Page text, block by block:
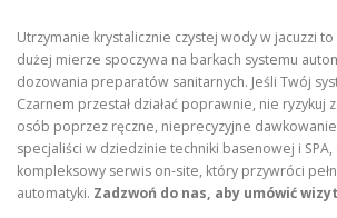
Utrzymanie krystalicznie czystej wody w jacuzzi
dużej mierze spoczywa na barkach systemu
dozowania preparatów sanitarnych. Jeśli Twój
Czarnem przestał działać poprawnie, nie ryzykuj
osób poprzez ręczne, nieprecyzyjne dawkowanie
specjaliści w dziedzinie techniki basenowej i
kompleksowy serwis on-site, który przywróci
automatyki. Zadzwoń do nas, aby umówić